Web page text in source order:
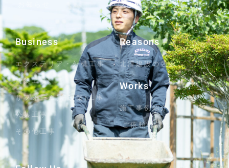
スタッフブログ
Business
エクステリア・外構工事
新築工事
リフォーム(増改築)工事
公共工事
その他工事
Reasons
北澤建設の強み
Works
施工事例紹介
ご依頼の流れ